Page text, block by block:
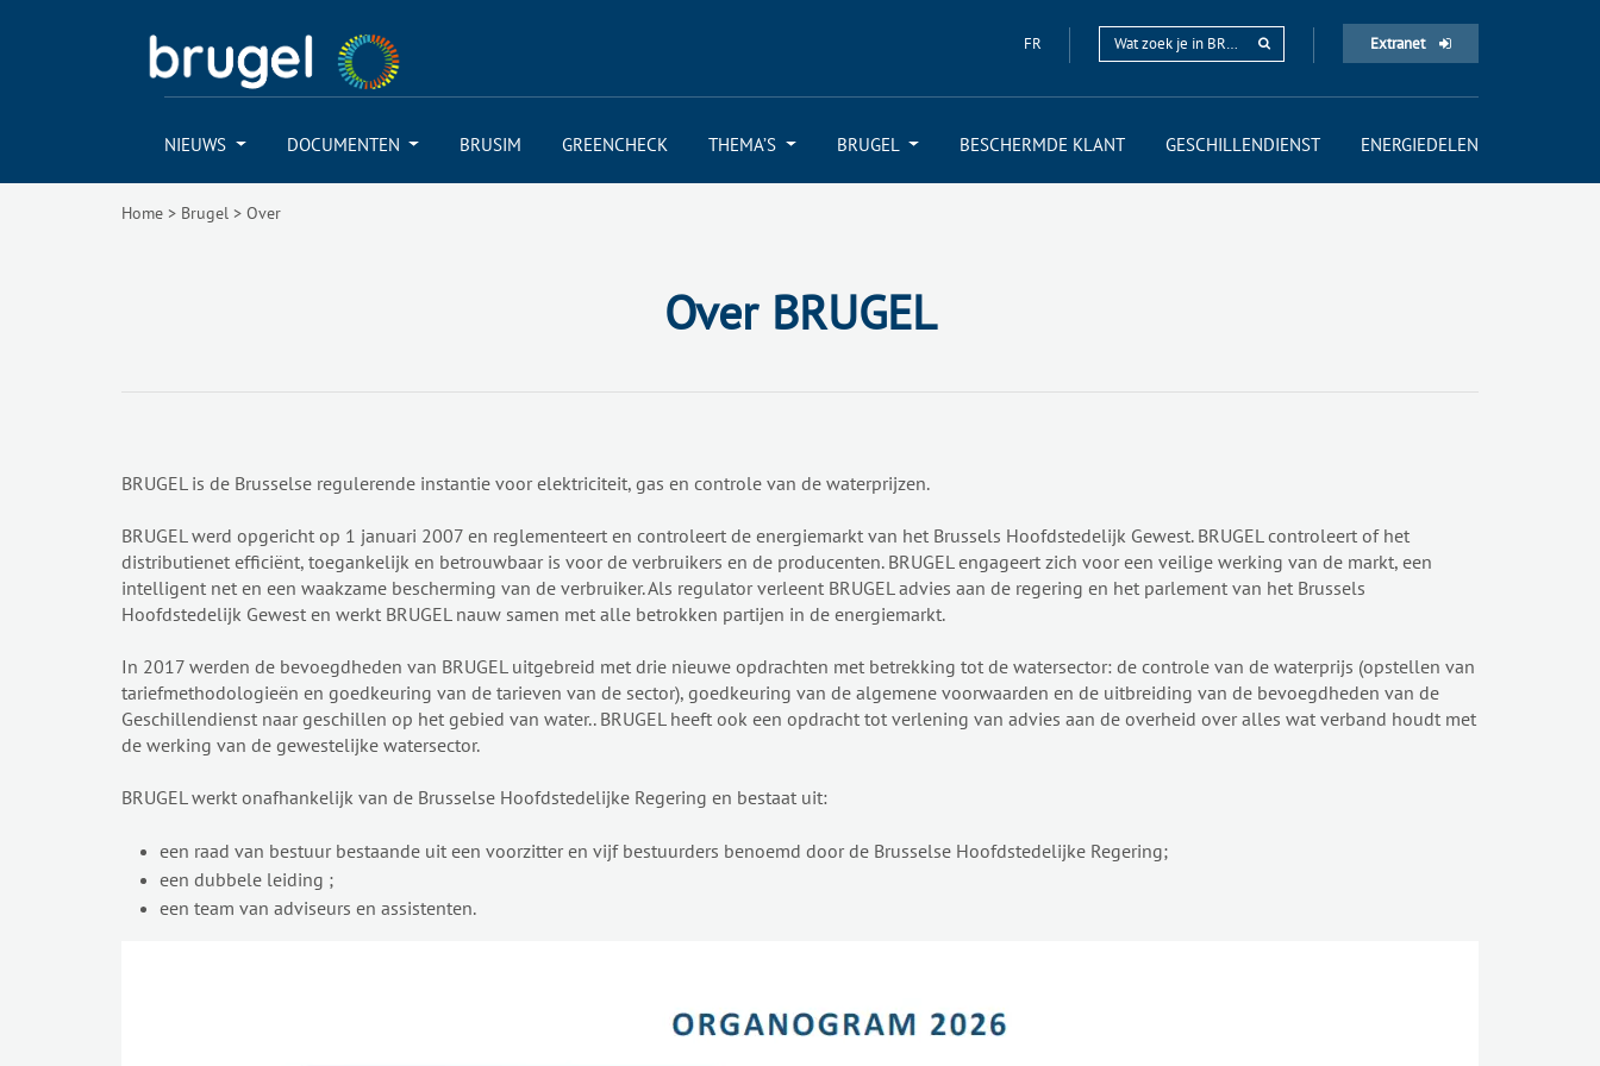
FR Extranet
NIEUWS DOCUMENTEN BRUSIM GREENCHECK THEMA’S BRUGEL BESCHERMDE KLANT GESCHILLENDIENST ENERGIEDELEN
Home > Brugel > Over
Over BRUGEL
BRUGEL is de Brusselse regulerende instantie voor elektriciteit, gas en controle van de waterprijzen.
BRUGEL werd opgericht op 1 januari 2007 en reglementeert en controleert de energiemarkt van het Brussels Hoofdstedelijk Gewest. BRUGEL controleert of het
distributienet efficiënt, toegankelijk en betrouwbaar is voor de verbruikers en de producenten. BRUGEL engageert zich voor een veilige werking van de markt, een
intelligent net en een waakzame bescherming van de verbruiker. Als regulator verleent BRUGEL advies aan de regering en het parlement van het Brussels
Hoofdstedelijk Gewest en werkt BRUGEL nauw samen met alle betrokken partijen in de energiemarkt.
In 2017 werden de bevoegdheden van BRUGEL uitgebreid met drie nieuwe opdrachten met betrekking tot de watersector: de controle van de waterprijs (opstellen van
tariefmethodologieën en goedkeuring van de tarieven van de sector), goedkeuring van de algemene voorwaarden en de uitbreiding van de bevoegdheden van de
Geschillendienst naar geschillen op het gebied van water.. BRUGEL heeft ook een opdracht tot verlening van advies aan de overheid over alles wat verband houdt met
de werking van de gewestelijke watersector.
BRUGEL werkt onafhankelijk van de Brusselse Hoofdstedelijke Regering en bestaat uit:
een raad van bestuur bestaande uit een voorzitter en vijf bestuurders benoemd door de Brusselse Hoofdstedelijke Regering;
een dubbele leiding ;
een team van adviseurs en assistenten.